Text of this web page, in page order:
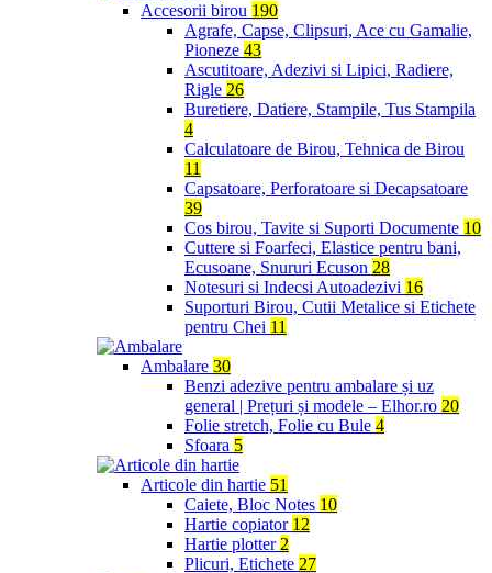
Accesorii birou 190
Agrafe, Capse, Clipsuri, Ace cu Gamalie,
Pioneze 43
Ascutitoare, Adezivi si Lipici, Radiere,
Rigle 26
Buretiere, Datiere, Stampile, Tus Stampila
4
Calculatoare de Birou, Tehnica de Birou
11
Capsatoare, Perforatoare si Decapsatoare
39
Cos birou, Tavite si Suporti Documente 10
Cuttere si Foarfeci, Elastice pentru bani,
Ecusoane, Snururi Ecuson 28
Notesuri si Indecsi Autoadezivi 16
Suporturi Birou, Cutii Metalice si Etichete
pentru Chei 11
Ambalare 30
Benzi adezive pentru ambalare și uz
general | Prețuri și modele – Elhor.ro 20
Folie stretch, Folie cu Bule 4
Sfoara 5
Articole din hartie 51
Caiete, Bloc Notes 10
Hartie copiator 12
Hartie plotter 2
Plicuri, Etichete 27